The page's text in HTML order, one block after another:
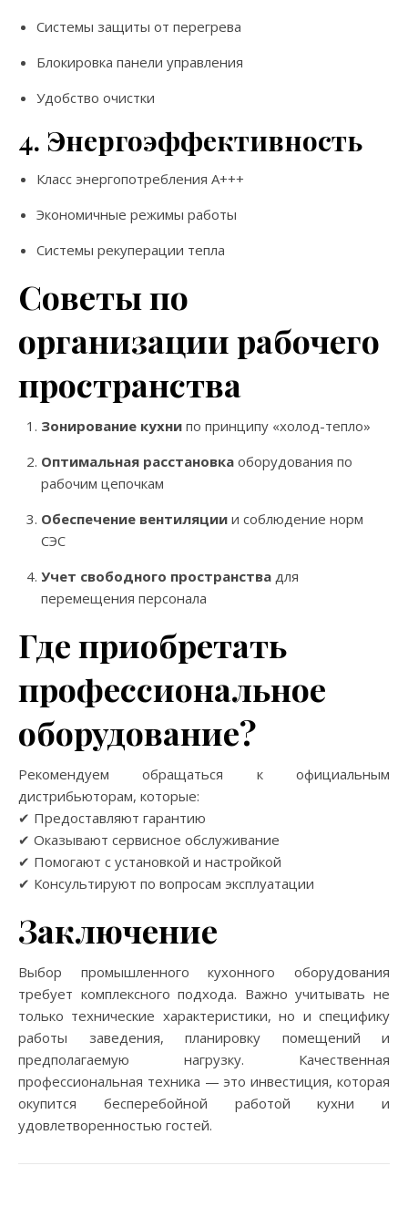
Системы защиты от перегрева
Блокировка панели управления
Удобство очистки
4. Энергоэффективность
Класс энергопотребления А+++
Экономичные режимы работы
Системы рекуперации тепла
Советы по
организации рабочего
пространства
Зонирование кухни по принципу «холод-тепло»
Оптимальная расстановка оборудования по
рабочим цепочкам
Обеспечение вентиляции и соблюдение норм
СЭС
Учет свободного пространства для
перемещения персонала
Где приобретать
профессиональное
оборудование?
Рекомендуем обращаться к официальным
дистрибьюторам, которые:
✔ Предоставляют гарантию
✔ Оказывают сервисное обслуживание
✔ Помогают с установкой и настройкой
✔ Консультируют по вопросам эксплуатации
Заключение
Выбор промышленного кухонного оборудования
требует комплексного подхода. Важно учитывать не
только технические характеристики, но и специфику
работы заведения, планировку помещений и
предполагаемую нагрузку. Качественная
профессиональная техника — это инвестиция, которая
окупится бесперебойной работой кухни и
удовлетворенностью гостей.